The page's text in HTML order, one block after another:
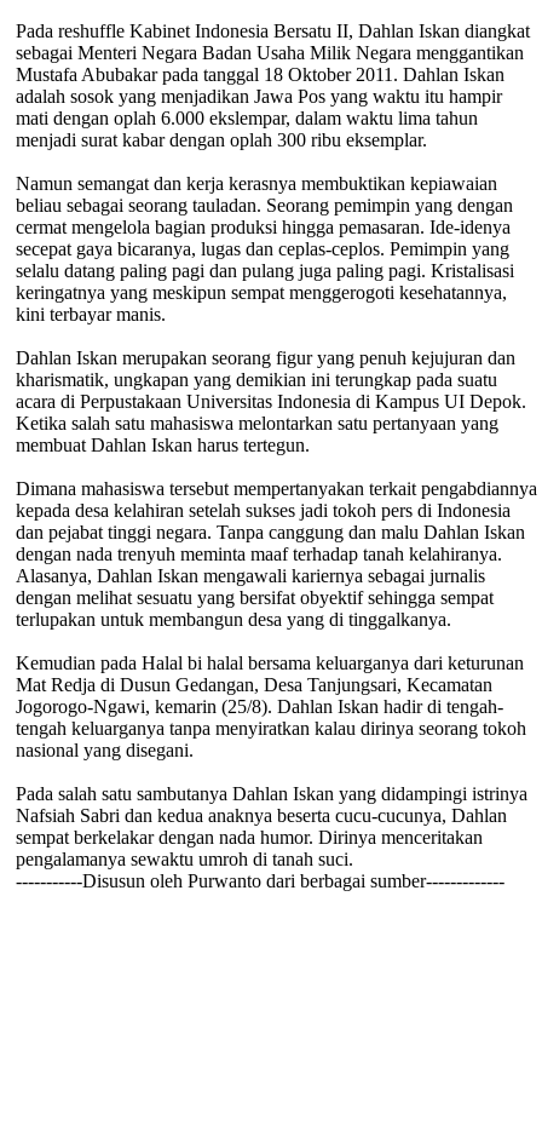
Pada reshuffle Kabinet Indonesia Bersatu II, Dahlan Iskan diangkat
sebagai Menteri Negara Badan Usaha Milik Negara menggantikan
Mustafa Abubakar pada tanggal 18 Oktober 2011. Dahlan Iskan
adalah sosok yang menjadikan Jawa Pos yang waktu itu hampir
mati dengan oplah 6.000 ekslempar, dalam waktu lima tahun
menjadi surat kabar dengan oplah 300 ribu eksemplar.
Namun semangat dan kerja kerasnya membuktikan kepiawaian
beliau sebagai seorang tauladan. Seorang pemimpin yang dengan
cermat mengelola bagian produksi hingga pemasaran. Ide-idenya
secepat gaya bicaranya, lugas dan ceplas-ceplos. Pemimpin yang
selalu datang paling pagi dan pulang juga paling pagi. Kristalisasi
keringatnya yang meskipun sempat menggerogoti kesehatannya,
kini terbayar manis.
Dahlan Iskan merupakan seorang figur yang penuh kejujuran dan
kharismatik, ungkapan yang demikian ini terungkap pada suatu
acara di Perpustakaan Universitas Indonesia di Kampus UI Depok.
Ketika salah satu mahasiswa melontarkan satu pertanyaan yang
membuat Dahlan Iskan harus tertegun.
Dimana mahasiswa tersebut mempertanyakan terkait pengabdiannya
kepada desa kelahiran setelah sukses jadi tokoh pers di Indonesia
dan pejabat tinggi negara. Tanpa canggung dan malu Dahlan Iskan
dengan nada trenyuh meminta maaf terhadap tanah kelahiranya.
Alasanya, Dahlan Iskan mengawali kariernya sebagai jurnalis
dengan melihat sesuatu yang bersifat obyektif sehingga sempat
terlupakan untuk membangun desa yang di tinggalkanya.
Kemudian pada Halal bi halal bersama keluarganya dari keturunan
Mat Redja di Dusun Gedangan, Desa Tanjungsari, Kecamatan
Jogorogo-Ngawi, kemarin (25/8). Dahlan Iskan hadir di tengah-
tengah keluarganya tanpa menyiratkan kalau dirinya seorang tokoh
nasional yang disegani.
Pada salah satu sambutanya Dahlan Iskan yang didampingi istrinya
Nafsiah Sabri dan kedua anaknya beserta cucu-cucunya, Dahlan
sempat berkelakar dengan nada humor. Dirinya menceritakan
pengalamanya sewaktu umroh di tanah suci.
-----------Disusun oleh Purwanto dari berbagai sumber-------------